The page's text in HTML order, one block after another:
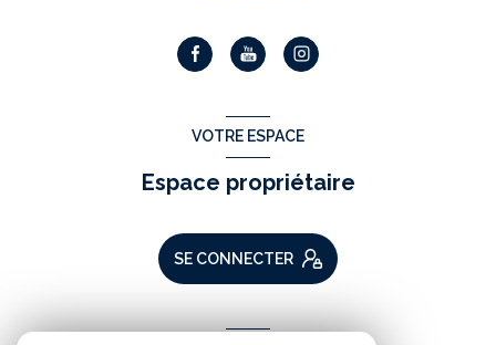
VOTRE ESPACE
Espace propriétaire
SE CONNECTER